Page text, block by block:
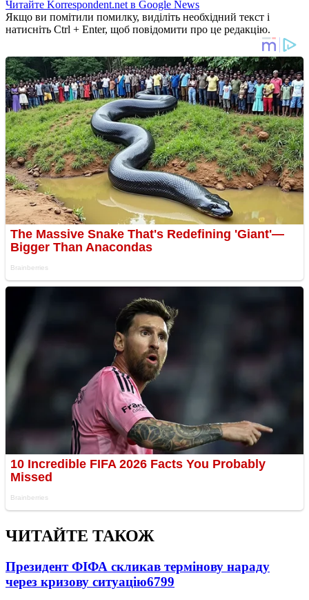
Читайте Korrespondent.net в Google News
Якщо ви помітили помилку, виділіть необхідний текст і
натисніть Ctrl + Enter, щоб повідомити про це редакцію.
ЧИТАЙТЕ ТАКОЖ
Президент ФІФА скликав термінову нараду
через кризову ситуацію6799